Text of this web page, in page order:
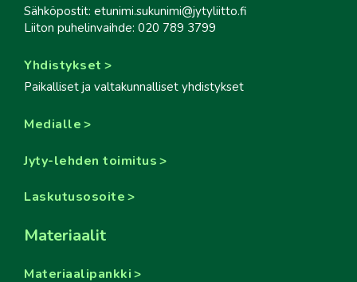
Sähköpostit: etunimi.sukunimi@jytyliitto.fi
Liiton puhelinvaihde: 020 789 3799
Yhdistykset
Paikalliset ja valtakunnalliset yhdistykset
Medialle
Jyty-lehden toimitus
Laskutusosoite
Materiaalit
Materiaalipankki